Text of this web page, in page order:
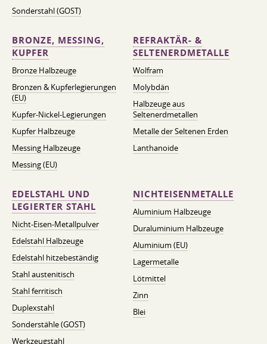
Sonderstahl (GOST)
BRONZE, MESSING,
KUPFER
Bronze Halbzeuge
Bronzen & Kupferlegierungen
(EU)
Kupfer-Nickel-Legierungen
Kupfer Halbzeuge
Messing Halbzeuge
Messing (EU)
REFRAKTÄR- &
SELTENERDMETALLE
Wolfram
Molybdän
Halbzeuge aus
Seltenerdmetallen
Metalle der Seltenen Erden
Lanthanoide
EDELSTAHL UND
LEGIERTER STAHL
Nicht-Eisen-Metallpulver
Edelstahl Halbzeuge
Edelstahl hitzebeständig
Stahl austenitisch
Stahl ferritisch
Duplexstahl
Sonderstähle (GOST)
Werkzeugstahl
NICHTEISENMETALLE
Aluminium Halbzeuge
Duraluminium Halbzeuge
Aluminium (EU)
Lagermetalle
Lötmittel
Zinn
Blei